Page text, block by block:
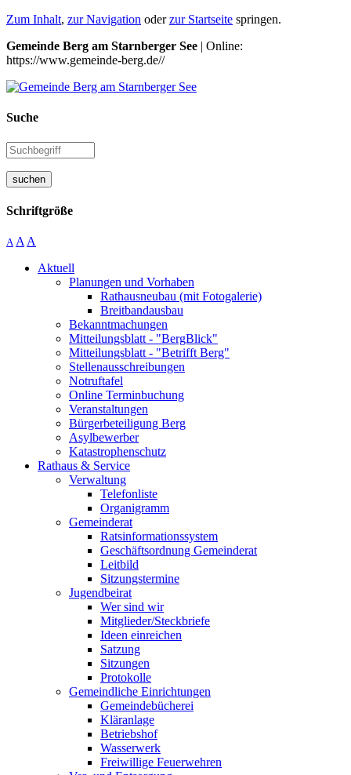
Zum Inhalt, zur Navigation oderzur Startseite springen.
Gemeinde Berg am Starnberger See | Online:
https://www.gemeinde-berg.de//
Suche
suchen
Schriftgröße
A A A
Aktuell
Planungen und Vorhaben
Rathausneubau (mit Fotogalerie)
Breitbandausbau
Bekanntmachungen
Mitteilungsblatt - "BergBlick"
Mitteilungsblatt - "Betrifft Berg"
Stellenausschreibungen
Notruftafel
Online Terminbuchung
Veranstaltungen
Bürgerbeteiligung Berg
Asylbewerber
Katastrophenschutz
Rathaus & Service
Verwaltung
Telefonliste
Organigramm
Gemeinderat
Ratsinformationssystem
Geschäftsordnung Gemeinderat
Leitbild
Sitzungstermine
Jugendbeirat
Wer sind wir
Mitglieder/Steckbriefe
Ideen einreichen
Satzung
Sitzungen
Protokolle
Gemeindliche Einrichtungen
Gemeindebücherei
Kläranlage
Betriebshof
Wasserwerk
Freiwillige Feuerwehren